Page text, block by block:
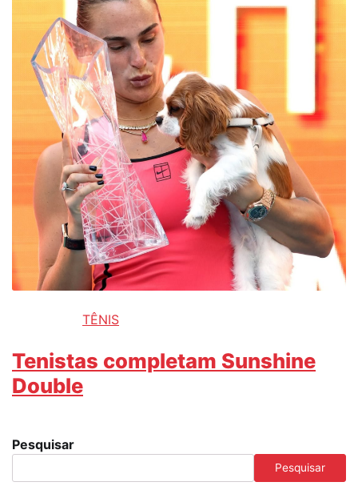
TÊNIS
Tenistas completam Sunshine
Double
Pesquisar
Pesquisar